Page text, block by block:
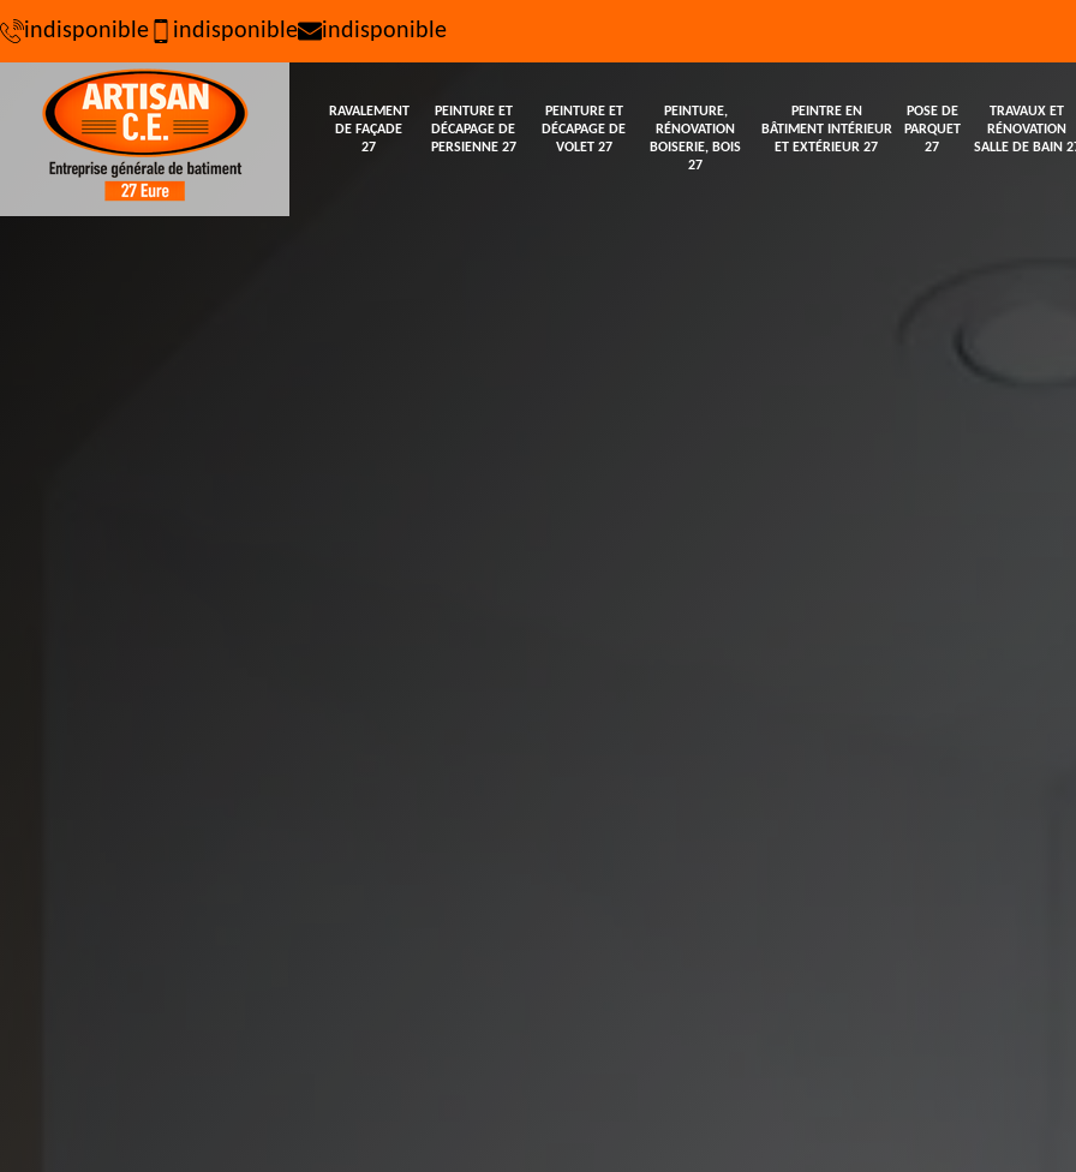
indisponible indisponible indisponible
RAVALEMENT
DE FAÇADE
27
PEINTURE ET
DÉCAPAGE DE
PERSIENNE 27
PEINTURE ET
DÉCAPAGE DE
VOLET 27
PEINTURE,
RÉNOVATION
BOISERIE, BOIS
27
PEINTRE EN
BÂTIMENT INTÉRIEUR
ET EXTÉRIEUR 27
POSE DE
PARQUET
27
TRAVAUX ET
RÉNOVATION
SALLE DE BAIN